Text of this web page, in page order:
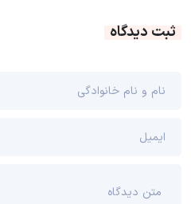
ثبت دیدگاه